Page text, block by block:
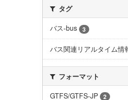
タグ
バス-bus
3
バス関連リアルタイム情
フォーマット
GTFS/GTFS-JP
2